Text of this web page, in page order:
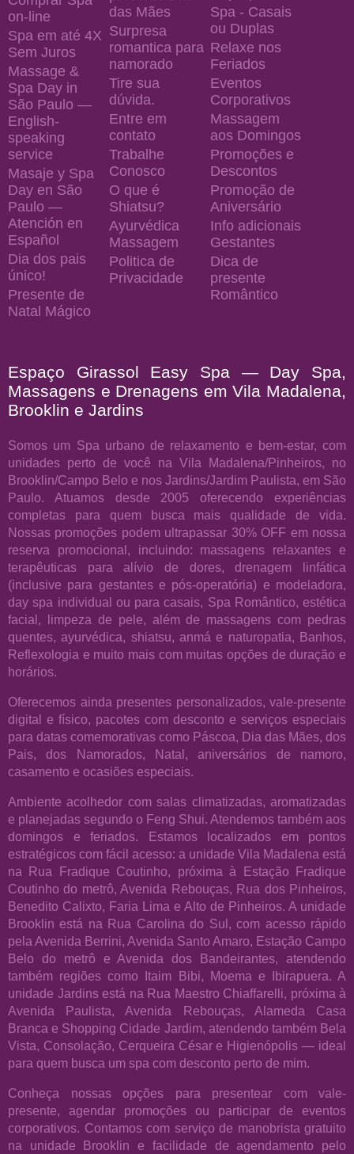
on-line
Spa em até 4X
Sem Juros
Massage &
Spa Day in
São Paulo —
English-
speaking
service
Masaje y Spa
Day en São
Paulo —
Atención en
Español
Dia dos pais
único!
Presente de
Natal Mágico
das Mães
Surpresa
romantica para
namorado
Tire sua
dúvida.
Entre em
contato
Trabalhe
Conosco
O que é
Shiatsu?
Ayurvédica
Massagem
Politica de
Privacidade
Spa - Casais
ou Duplas
Relaxe nos
Feriados
Eventos
Corporativos
Massagem
aos Domingos
Promoções e
Descontos
Promoção de
Aniversário
Info adicionais
Gestantes
Dica de
presente
Romântico
Espaço Girassol Easy Spa — Day Spa,
Massagens e Drenagens em Vila Madalena,
Brooklin e Jardins
Somos um Spa urbano de relaxamento e bem-estar, com
unidades perto de você na Vila Madalena/Pinheiros, no
Brooklin/Campo Belo e nos Jardins/Jardim Paulista, em São
Paulo. Atuamos desde 2005 oferecendo experiências
completas para quem busca mais qualidade de vida.
Nossas promoções podem ultrapassar 30% OFF em nossa
reserva promocional, incluindo: massagens relaxantes e
terapêuticas para alívio de dores, drenagem linfática
(inclusive para gestantes e pós-operatória) e modeladora,
day spa individual ou para casais, Spa Romântico, estética
facial, limpeza de pele, além de massagens com pedras
quentes, ayurvédica, shiatsu, anmá e naturopatia, Banhos,
Reflexologia e muito mais com muitas opções de duração e
horários.
Oferecemos ainda presentes personalizados, vale-presente
digital e físico, pacotes com desconto e serviços especiais
para datas comemorativas como Páscoa, Dia das Mães, dos
Pais, dos Namorados, Natal, aniversários de namoro,
casamento e ocasiões especiais.
Ambiente acolhedor com salas climatizadas, aromatizadas
e planejadas segundo o Feng Shui. Atendemos também aos
domingos e feriados. Estamos localizados em pontos
estratégicos com fácil acesso: a unidade Vila Madalena está
na Rua Fradique Coutinho, próxima à Estação Fradique
Coutinho do metrô, Avenida Rebouças, Rua dos Pinheiros,
Benedito Calixto, Faria Lima e Alto de Pinheiros. A unidade
Brooklin está na Rua Carolina do Sul, com acesso rápido
pela Avenida Berrini, Avenida Santo Amaro, Estação Campo
Belo do metrô e Avenida dos Bandeirantes, atendendo
também regiões como Itaim Bibi, Moema e Ibirapuera. A
unidade Jardins está na Rua Maestro Chiaffarelli, próxima à
Avenida Paulista, Avenida Rebouças, Alameda Casa
Branca e Shopping Cidade Jardim, atendendo também Bela
Vista, Consolação, Cerqueira César e Higienópolis — ideal
para quem busca um spa com desconto perto de mim.
Conheça nossas opções para presentear com vale-
presente, agendar promoções ou participar de eventos
corporativos. Contamos com serviço de manobrista gratuito
na unidade Brooklin e facilidade de agendamento pelo